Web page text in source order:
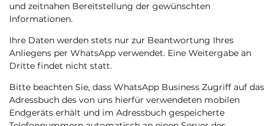
und zeitnahen Bereitstellung der gewünschten
Informationen.
Ihre Daten werden stets nur zur Beantwortung Ihres
Anliegens per WhatsApp verwendet. Eine Weitergabe an
Dritte findet nicht statt.
Bitte beachten Sie, dass WhatsApp Business Zugriff auf das
Adressbuch des von uns hierfür verwendeten mobilen
Endgeräts erhält und im Adressbuch gespeicherte